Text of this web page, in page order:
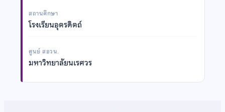
สถานศึกษา
โรงเรียนอุตรดิตถ์
ศูนย์ สอวน.
มหาวิทยาลัยนเรศวร